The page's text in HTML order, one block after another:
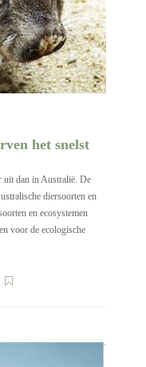
het snelst
uit dan in Australië. De
diersoorten en
en ecosystemen
voor de ecologische